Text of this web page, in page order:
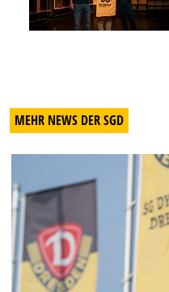
MEHR NEWS DER SGD